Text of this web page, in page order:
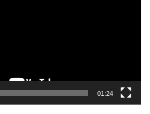
01:24